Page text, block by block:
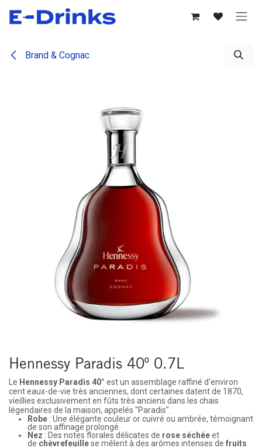
Se rendre au contenu
Brand & Cognac
Hennessy Paradis 40º 0.7L
Le Hennessy Paradis 40° est un assemblage raffiné d'environ
cent eaux-de-vie très anciennes, dont certaines datent de 1870,
vieillies exclusivement en fûts très anciens dans les chais
légendaires de la maison, appelés "Paradis".
Robe : Une élégante couleur or cuivré ou ambrée, témoignant
de son affinage prolongé.
Nez : Des notes florales délicates de rose séchéeet
de chèvrefeuillese mêlent à des arômes intenses de fruits